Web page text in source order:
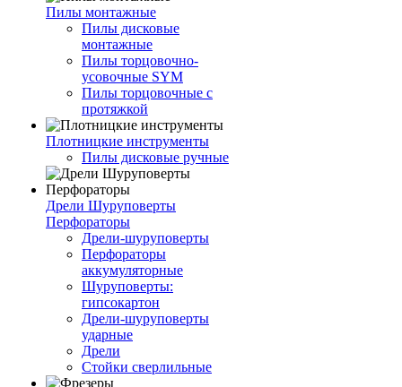
Пилы монтажные
Пилы дисковые
монтажные
Пилы торцовочно-
усовочные SYM
Пилы торцовочные с
протяжкой
Плотницкие инструменты
Пилы дисковые ручные
Дрели Шуруповерты
Перфораторы
Дрели-шуруповерты
Перфораторы
аккумуляторные
Шуруповерты:
гипсокартон
Дрели-шуруповерты
ударные
Дрели
Стойки сверлильные